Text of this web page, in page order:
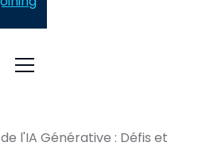
l'IA Générative : Défis et